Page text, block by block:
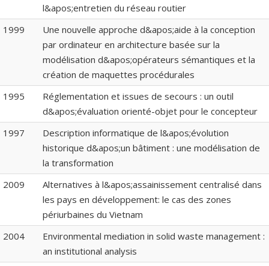
l&apos;entretien du réseau routier
1999
Une nouvelle approche d&apos;aide à la conception
par ordinateur en architecture basée sur la
modélisation d&apos;opérateurs sémantiques et la
création de maquettes procédurales
1995
Réglementation et issues de secours : un outil
d&apos;évaluation orienté-objet pour le concepteur
1997
Description informatique de l&apos;évolution
historique d&apos;un bâtiment : une modélisation de
la transformation
2009
Alternatives à l&apos;assainissement centralisé dans
les pays en développement: le cas des zones
périurbaines du Vietnam
2004
Environmental mediation in solid waste management :
an institutional analysis